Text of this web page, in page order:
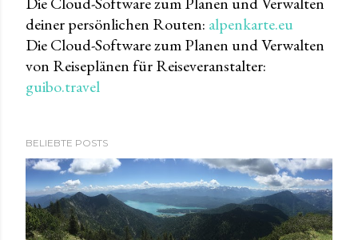
deiner persönlichen Routen: alpenkarte.eu
Die Cloud-Software zum Planen und Verwalten
von Reiseplänen für Reiseveranstalter:
guibo.travel
BELIEBTE POSTS